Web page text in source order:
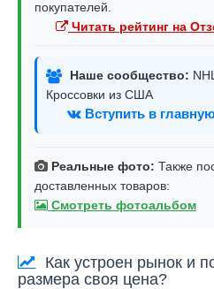
покупателей.
Читать рейтинг на
Наше сообщество:
Кроссовки из США
Вступить в
Реальные фото: Также
доставленных товаров:
Смотреть фотоальбом
Как устроен рынок и
размера своя цена?